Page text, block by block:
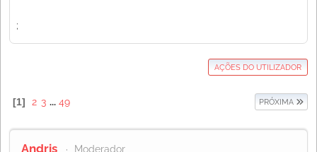
;
AÇÕES DO UTILIZADOR
1 2 3 ... 49 PRÓXIMA
Andris Moderador